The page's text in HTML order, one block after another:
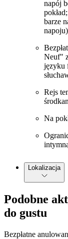
napój
barze
Neuf"
języku
Rejs
Na
Lokalizacja
Podobne
do gustu
Bezpłatne